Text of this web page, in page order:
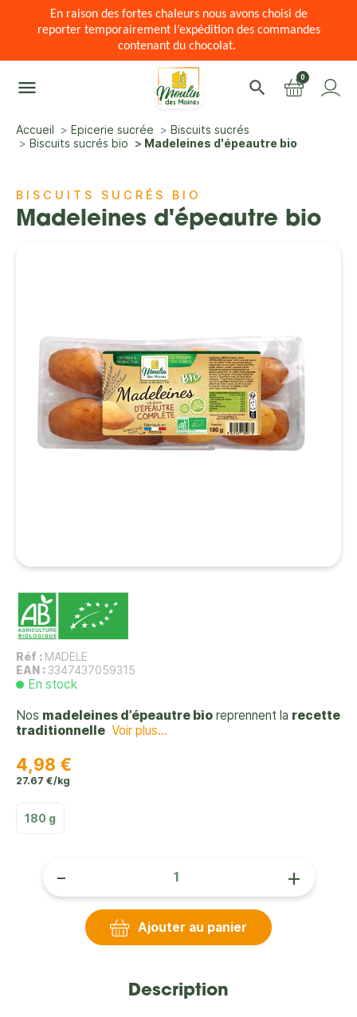
En raison des fortes chaleurs nous avons choisi de
reporter temporairement l’expédition des commandes
contenant du chocolat.
menu search 0
Accueil Epicerie sucrée
Biscuits sucrés
Biscuits sucrés bio
Madeleines d'épeautre bio
BISCUITS SUCRÉS BIO
Madeleines d'épeautre bio
Réf : MADELE
EAN : 3347437059315
En stock
Nos madeleines d’épeautre bio reprennent la recette
traditionnelle Voir plus...
4,98 €
27.67 €/kg
180 g
- +
Ajouter au panier
Description